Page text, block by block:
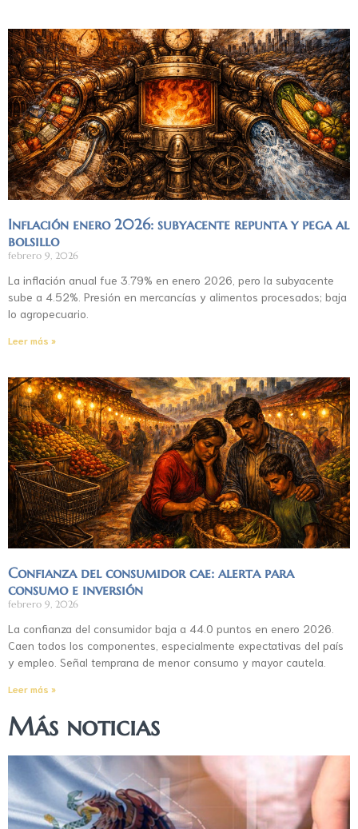
Inflación enero 2026: subyacente repunta y pega al
bolsillo
febrero 9, 2026
La inflación anual fue 3.79% en enero 2026, pero la subyacente
sube a 4.52%. Presión en mercancías y alimentos procesados; baja
lo agropecuario.
Leer más »
Confianza del consumidor cae: alerta para
consumo e inversión
febrero 9, 2026
La confianza del consumidor baja a 44.0 puntos en enero 2026.
Caen todos los componentes, especialmente expectativas del país
y empleo. Señal temprana de menor consumo y mayor cautela.
Leer más »
Más noticias